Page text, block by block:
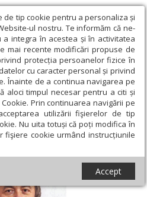
de tip cookie pentru a personaliza și
ul nostru. Te informăm că ne-
integra în acestea și în activitatea
mai recente modificări propuse de
protecția persoanelor fizice în
cu caracter personal și privind
Înainte de a continua navigarea pe
aloci timpul necesar pentru a citi și
Prin continuarea navigării pe
utilizării fişierelor de tip
Nu uita totuși că poți modifica în
fişiere cookie urmând instrucțiunile
Accept
›
Deșteptarea din dimineața de
de Înviere